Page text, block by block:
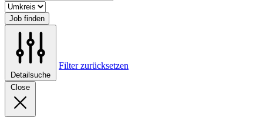
Job finden
Detailsuche
Filter zurücksetzen
Close